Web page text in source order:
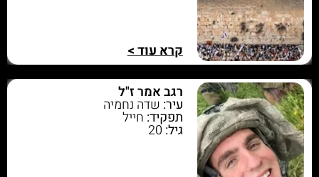
קרא עוד >
רגב אמר ז"ל
עיר: שדה נחמיה
תפקיד: חייל
גיל:20